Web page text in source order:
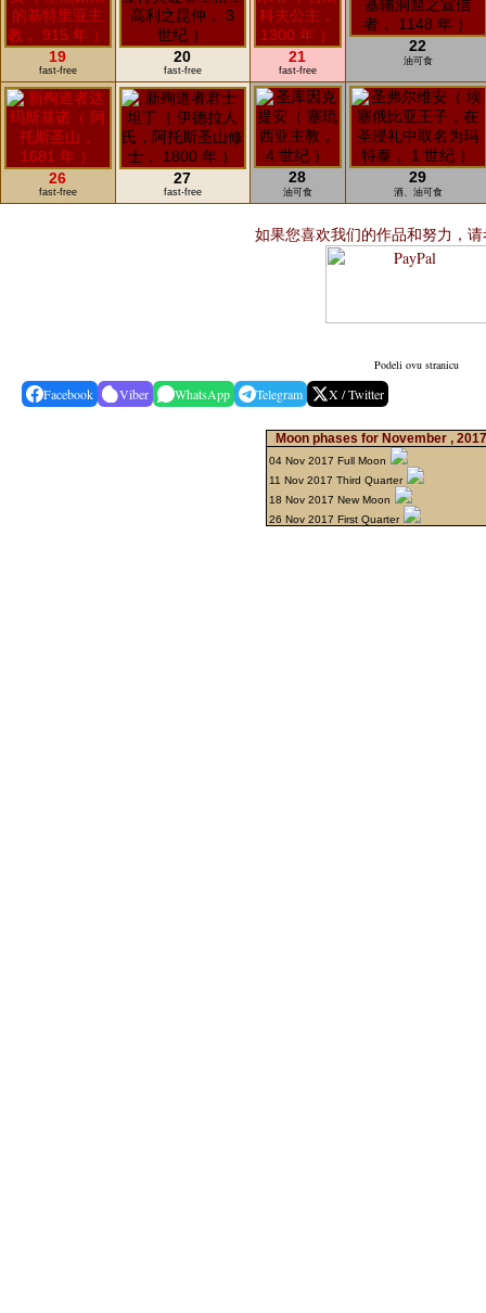
19
fast-free
20
fast-free
21
fast-free
22
油可食
26
fast-free
27
fast-free
28
油可食
29
酒、油可食
如果您喜欢我们的作品和努力，
Podeli ovu stranicu
Facebook Viber WhatsApp Telegram X / Twitter
Moon phases for November ,
04 Nov 2017 Full Moon
11 Nov 2017 Third Quarter
18 Nov 2017 New Moon
26 Nov 2017 First Quarter